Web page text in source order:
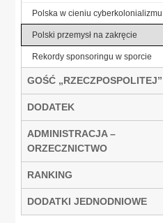
Polska w cieniu cyberkolonializmu
Polski przemysł na zakręcie
Rekordy sponsoringu w sporcie
GOŚĆ „RZECZPOSPOLITEJ”
DODATEK
ADMINISTRACJA –
ORZECZNICTWO
RANKING
DODATKI JEDNODNIOWE